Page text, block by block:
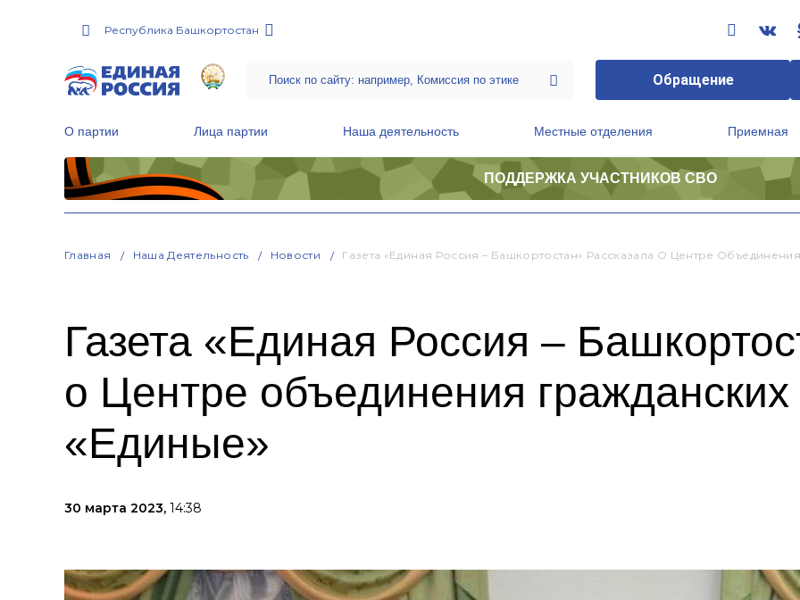
Республика Башкортостан
Обращение
О партии Лица партии Наша деятельность Местные отделения Приемная
ПОДДЕРЖКА УЧАСТНИКОВ СВО
Главная Наша Деятельность Новости Газета «Единая Россия – Башкортостан» Рассказала О Центре
Газета «Единая Россия –
о Центре объединения
«Единые»
30 марта 2023, 14:38